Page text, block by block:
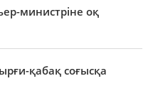
министріне оқ
қабақ соғысқа